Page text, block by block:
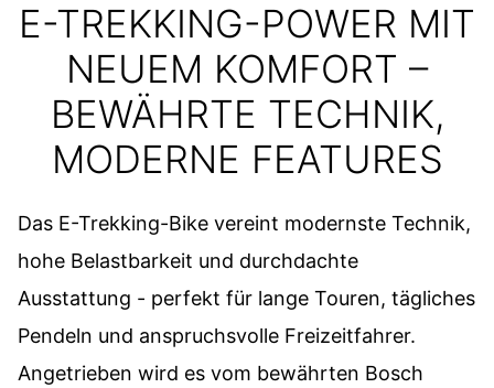
E-TREKKING-POWER MIT
NEUEM KOMFORT –
BEWÄHRTE TECHNIK,
MODERNE FEATURES
Das E-Trekking-Bike vereint modernste Technik,
hohe Belastbarkeit und durchdachte
Ausstattung - perfekt für lange Touren, tägliches
Pendeln und anspruchsvolle Freizeitfahrer.
Angetrieben wird es vom bewährten Bosch